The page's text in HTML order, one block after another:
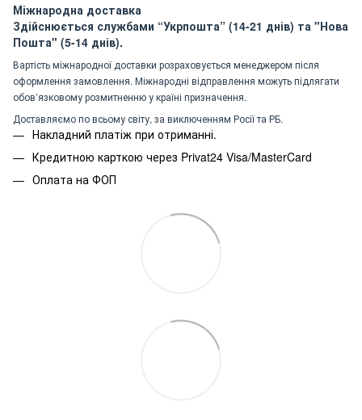
Міжнародна доставка
Здійснюється службами “Укрпошта” (14-21 днів) та "Нова
Пошта" (5-14 днів).
Вартість міжнародної доставки розраховується менеджером після
оформлення замовлення. Міжнародні відправлення можуть підлягати
обов’язковому розмитненню у країні призначення.
Доставляємо по всьому світу, за виключенням Росії та РБ.
Накладний платіж при отриманні.
Кредитною карткою через Privat24 Visa/MasterCard
Оплата на ФОП